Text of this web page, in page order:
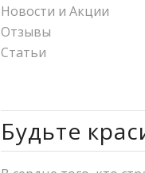
Новости и Акции
Отзывы
Статьи
Будьте